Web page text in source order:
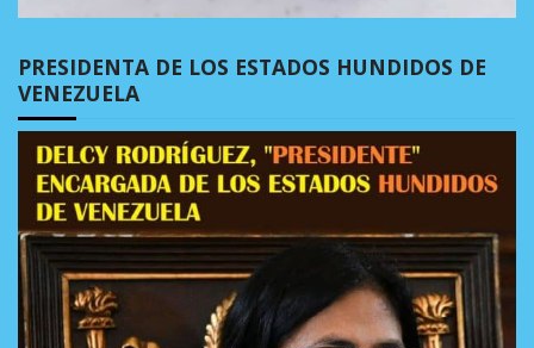
PRESIDENTA DE LOS ESTADOS HUNDIDOS DE
VENEZUELA